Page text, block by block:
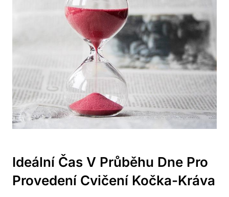
Ideální Čas V Průběhu Dne Pro
Provedení Cvičení Kočka-Kráva